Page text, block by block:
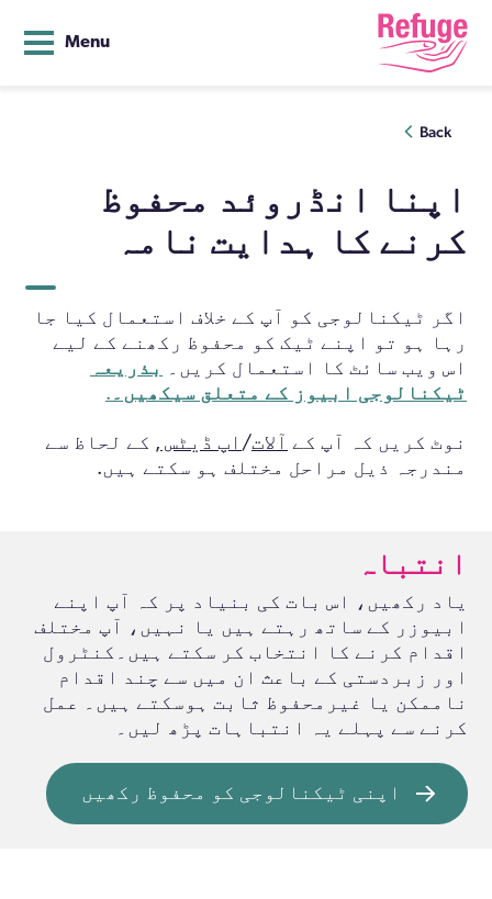
Menu
Back
اپنا انڈروئد محفوظ
کرنے کا ہدایت نامہ
اگر ٹیکنالوجی کو آپ کے خلاف استعمال کیا جا
رہا ہو تو اپنے ٹیک کو محفوظ رکھنے کے لیے
اس ویب سائٹ کا استعمال کریں۔ بذریعہ
ٹیکنالوجی ابیوز کے متعلق سیکھیں۔ .
نوٹ کریں کہ آپ کے آلات/ اپ ڈیٹس , کے لحاظ سے
مندرجہ ذيل مراحل مختلف ہو سکتے ہیں.
انتباہ
یاد رکھیں، اس بات کی بنیاد پر کہ آپ اپنے
ابیوزر کے ساتھ رہتے ہیں یا نہيں، آپ مختلف
اقدام کرنے کا انتخاب کر سکتے ہيں۔کنٹرول
اور زبردستی کے باعث ان میں سے چند اقدام
ناممکن یا غیرمحفوظ ثابت ہوسکتے ہيں۔ عمل
کرنے سے پہلے یہ انتباہات پڑھ لیں۔
اپنی ٹیکنالوجی کو محفوظ رکھیں